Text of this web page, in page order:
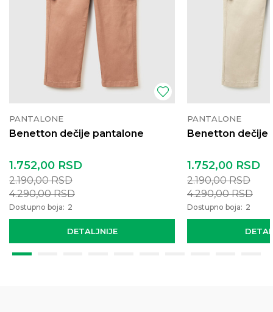
PANTALONE
Benetton dečije pantalone
DETALJNIJE
1.752,00 RSD
2.190,00RSD
4.290,00RSD
Dostupno boja: 2
PANTALONE
Benetton dečije
1.752,00 RSD
2.190,00RSD
4.290,00RSD
Dostupno boja: 2